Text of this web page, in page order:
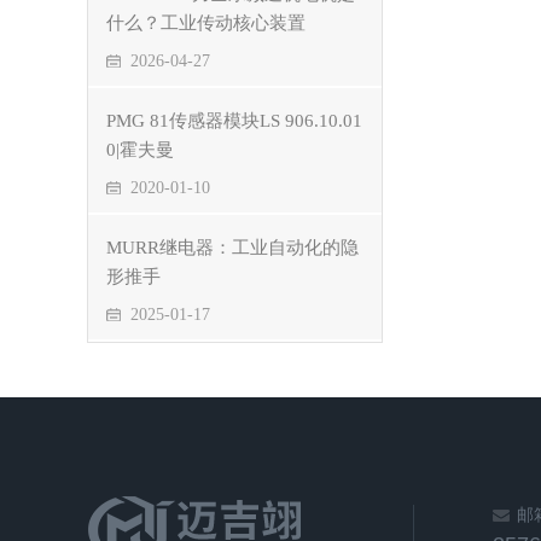
什么？工业传动核心装置
2026-04-27
PMG 81传感器模块LS 906.10.01
0|霍夫曼
2020-01-10
MURR继电器：工业自动化的隐
形推手
2025-01-17
邮